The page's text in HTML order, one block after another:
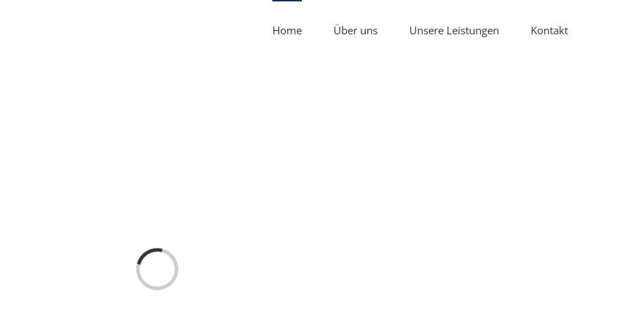
Home Über uns Unsere Leistungen Kontakt
Loading...